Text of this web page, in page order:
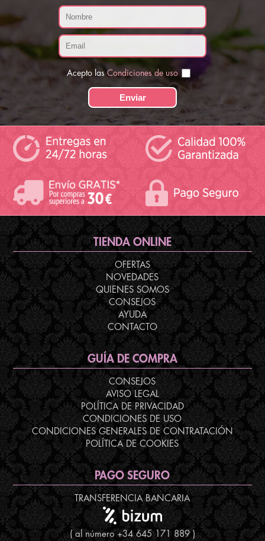
Acepto las Condiciones de uso
TIENDA ONLINE
OFERTAS
NOVEDADES
QUIENES SOMOS
CONSEJOS
AYUDA
CONTACTO
GUÍA DE COMPRA
CONSEJOS
AVISO LEGAL
POLÍTICA DE PRIVACIDAD
CONDICIONES DE USO
CONDICIONES GENERALES DE CONTRATACIÓN
POLÍTICA DE COOKIES
PAGO SEGURO
TRANSFERENCIA BANCARIA
( al número +34 645 171 889 )